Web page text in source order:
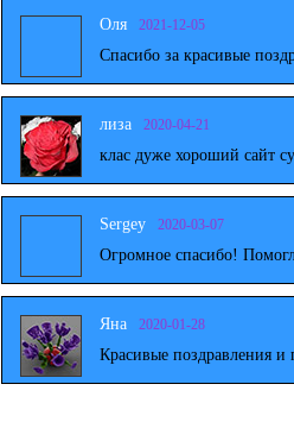
Оля 2021-12-05
Спасибо за красивые
лиза 2020-04-21
клас дуже хороший сайт
Sergey 2020-03-07
Огромное спасибо!
Яна 2020-01-28
Красивые поздравления и